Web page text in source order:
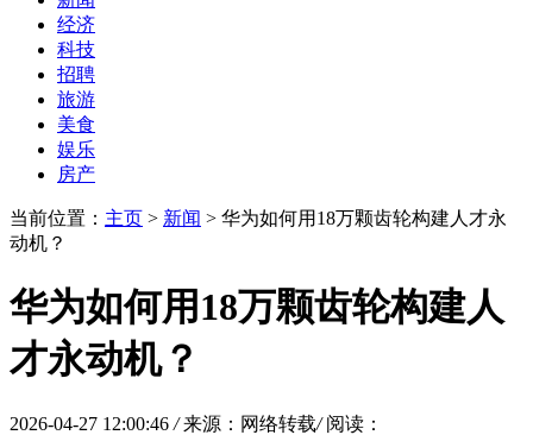
经济
科技
招聘
旅游
美食
娱乐
房产
当前位置： 主页 > 新闻 > 华为如何用18万颗齿轮构建人才永
动机？
华为如何用18万颗齿轮构建人
才永动机？
2026-04-27 12:00:46 / 来源：网络转载/ 阅读：